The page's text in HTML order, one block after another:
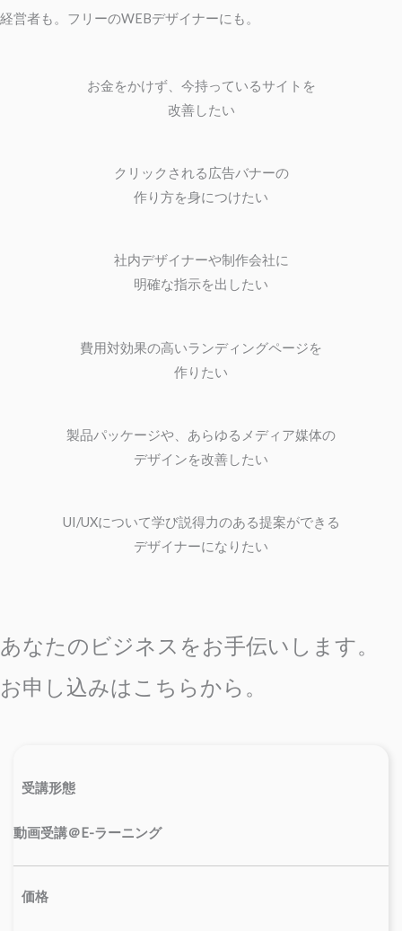
経営者も。フリーのWEBデザイナーにも。
お金をかけず、今持っているサイトを
改善したい
クリックされる広告バナーの
作り方を身につけたい
社内デザイナーや制作会社に
明確な指示を出したい
費用対効果の高いランディングページを
作りたい
製品パッケージや、あらゆるメディア媒体の
デザインを改善したい
UI/UXについて学び説得力のある提案ができる
デザイナーになりたい
あなたのビジネスをお手伝いします。
お申し込みはこちらから。
受講形態
動画受講＠E-ラーニング
価格